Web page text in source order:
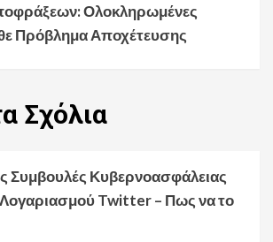
Ολοκληρωμένες
Πρόβλημα Αποχέτευσης
Σχόλια
Συμβουλές Κυβερνοασφάλειας
Twitter – Πως να το